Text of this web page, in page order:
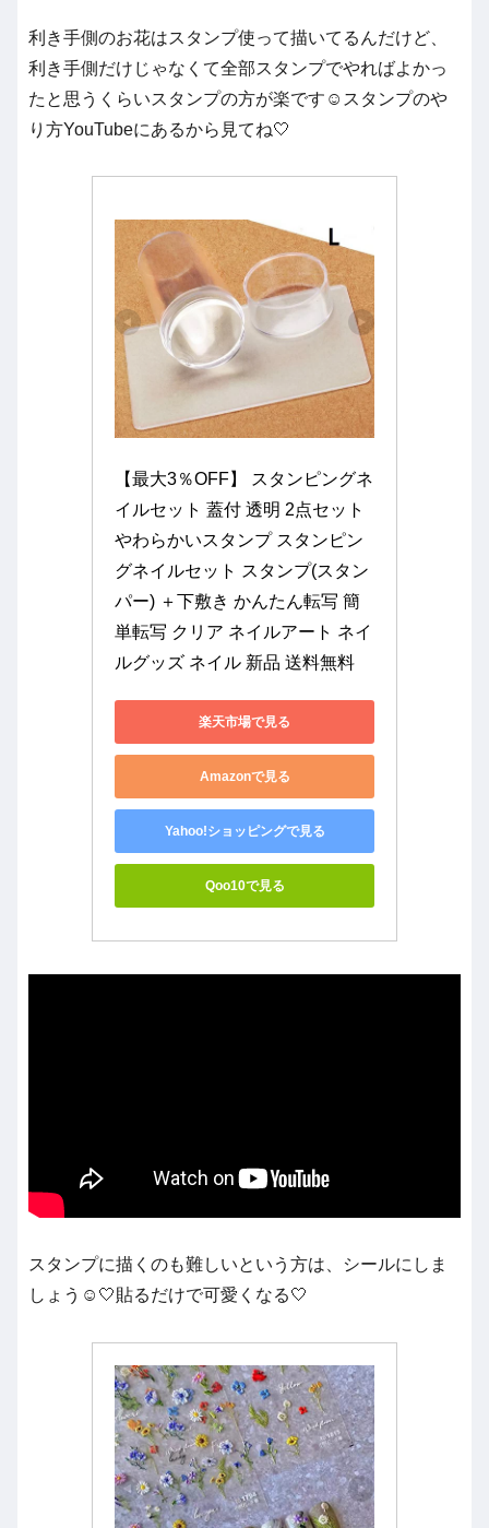
利き手側のお花はスタンプ使って描いてるんだけど、
利き手側だけじゃなくて全部スタンプでやればよかっ
たと思うくらいスタンプの方が楽です☺️スタンプのや
り方YouTubeにあるから見てね🤍
【最大3％OFF】 スタンピングネ
イルセット 蓋付 透明 2点セット
やわらかいスタンプ スタンピン
グネイルセット スタンプ(スタン
パー) ＋下敷き かんたん転写 簡
単転写 クリア ネイルアート ネイ
ルグッズ ネイル 新品 送料無料
楽天市場で見る
Amazonで見る
Yahoo!ショッピングで見る
Qoo10で見る
スタンプに描くのも難しいという方は、シールにしま
しょう☺️🤍貼るだけで可愛くなる🤍